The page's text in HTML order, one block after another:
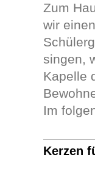
Zum
wir
singen,
Kapelle
Im
Kerzen